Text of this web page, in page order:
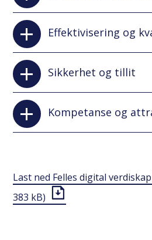
Effektivisering og
Sikkerhet og tillit
Kompetanse og
Last ned Felles digital
383 kB)